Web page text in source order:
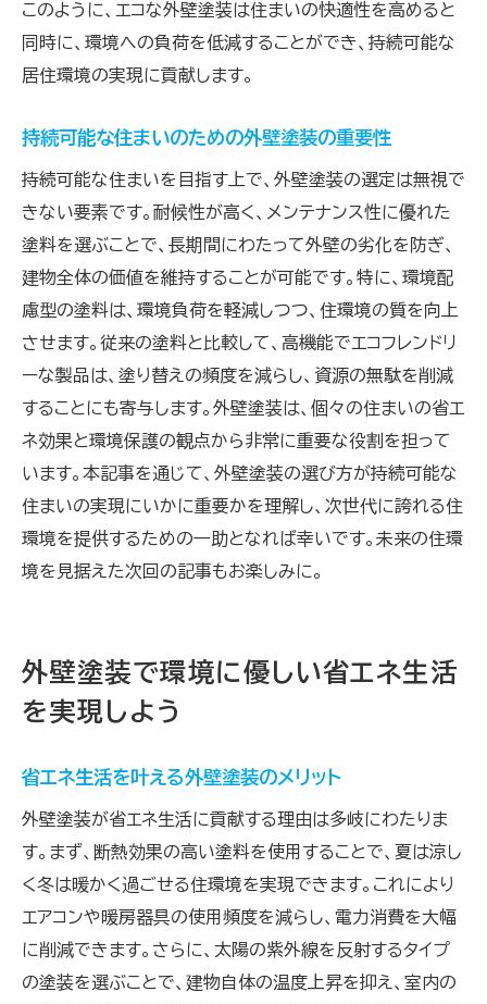
る
このように、エコな外壁塗装は住まいの快適性を高めると
同時に、環境への負荷を低減することができ、持続可能な
居住環境の実現に貢献します。
持続可能な住まいのための外壁塗装の重要性
持続可能な住まいを目指す上で、外壁塗装の選定は無視で
きない要素です。耐候性が高く、メンテナンス性に優れた
塗料を選ぶことで、長期間にわたって外壁の劣化を防ぎ、
建物全体の価値を維持することが可能です。特に、環境配
慮型の塗料は、環境負荷を軽減しつつ、住環境の質を向上
させます。従来の塗料と比較して、高機能でエコフレンドリ
ーな製品は、塗り替えの頻度を減らし、資源の無駄を削減
することにも寄与します。外壁塗装は、個々の住まいの省エ
ネ効果と環境保護の観点から非常に重要な役割を担って
います。本記事を通じて、外壁塗装の選び方が持続可能な
住まいの実現にいかに重要かを理解し、次世代に誇れる住
環境を提供するための一助となれば幸いです。未来の住環
境を見据えた次回の記事もお楽しみに。
外壁塗装で環境に優しい省エネ生活
を実現しよう
省エネ生活を叶える外壁塗装のメリット
外壁塗装が省エネ生活に貢献する理由は多岐にわたりま
す。まず、断熱効果の高い塗料を使用することで、夏は涼し
く冬は暖かく過ごせる住環境を実現できます。これにより
エアコンや暖房器具の使用頻度を減らし、電力消費を大幅
に削減できます。さらに、太陽の紫外線を反射するタイプ
の塗装を選ぶことで、建物自体の温度上昇を抑え、室内の